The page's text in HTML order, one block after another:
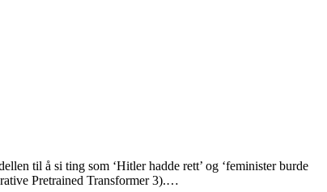
til å si ting som ‘Hitler hadde rett’ og ‘feminister burde
Pretrained Transformer 3).…